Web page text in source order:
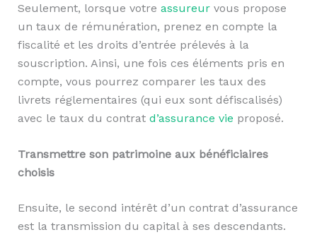
Seulement, lorsque votre assureurvous propose
un taux de rémunération, prenez en compte la
fiscalité et les droits d’entrée prélevés à la
souscription. Ainsi, une fois ces éléments pris en
compte, vous pourrez comparer les taux des
livrets réglementaires (qui eux sont défiscalisés)
avec le taux du contrat d’assurance vie proposé.
Transmettre son patrimoine aux bénéficiaires
choisis
Ensuite, le second intérêt d’un contrat d’assurance
est la transmission du capital à ses descendants.